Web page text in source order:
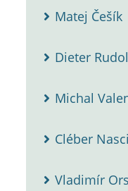
Matej Češík
Dieter
Michal
Cléber
Vladimír